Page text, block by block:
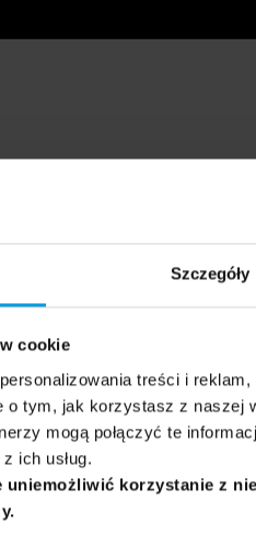
Szczegóły
cookie
treści i
tym, jak korzystasz z naszej
mogą połączyć te
ich usług.
uniemożliwić korzystanie z